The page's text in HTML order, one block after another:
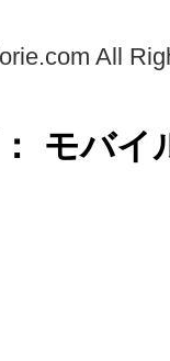
All
： モバ